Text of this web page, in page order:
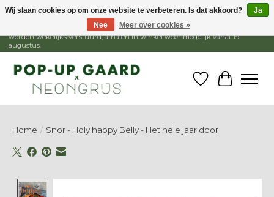
1 - 15 augustus is de winkel gesloten, webshop blijft open. Bestellingen
worden wekelijks verstuurd, afhalen in winkel weer mogelijk vanaf 19
augustus.
Verlanglijst
Home / Snor - Holy happy Belly - Het hele jaar door
Wij slaan cookies op om onze website te verbeteren. Is dat akkoord?
Ja
Nee
Meer over cookies »